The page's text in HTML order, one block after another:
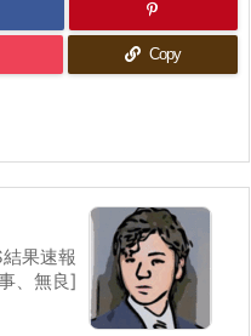
Copy
果速報
、無良]